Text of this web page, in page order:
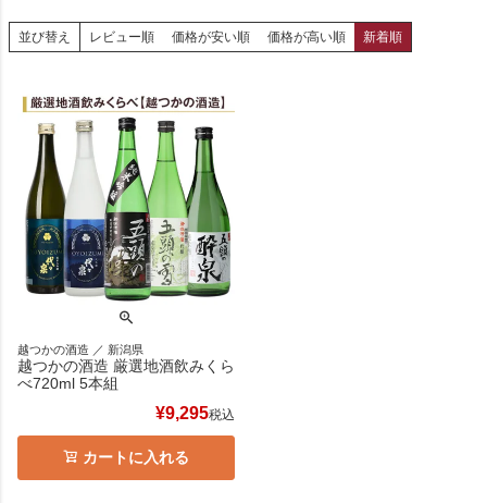
並び替え レビュー順 価格が安い順 価格が高い順 新着順
越つかの酒造 ／ 新潟県
越つかの酒造 厳選地酒飲みくら
べ720ml 5本組
¥9,295税込
カートに入れる